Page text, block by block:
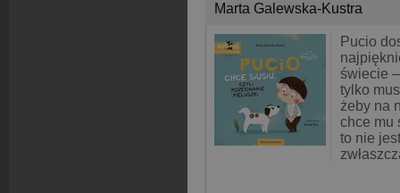
Marta Galewska-Kustra
Pucio
świecie
tylko
żeby na
chce mu
to nie